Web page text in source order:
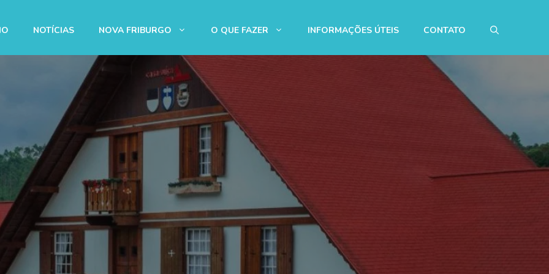
NOTÍCIAS NOVA FRIBURGO O QUE FAZER INFORMAÇÕES ÚTEIS CONTATO